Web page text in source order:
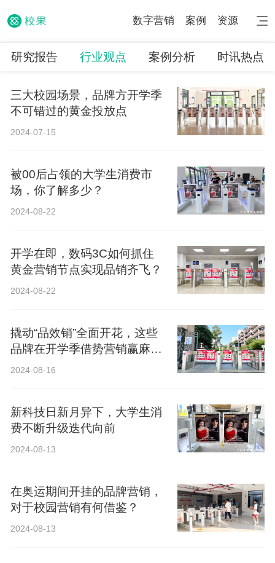
数字营销 案例 资源
研究报告 行业观点 案例分析 时讯热点
三大校园场景，品牌方开学季
不可错过的黄金投放点
2024-07-15
被00后占领的大学生消费市
场，你了解多少？
2024-08-22
开学在即，数码3C如何抓住
黄金营销节点实现品销齐飞？
2024-08-22
撬动“品效销”全面开花，这些
品牌在开学季借势营销赢麻
了！
2024-08-16
新科技日新月异下，大学生消
费不断升级迭代向前
2024-08-13
在奥运期间开挂的品牌营销，
对于校园营销有何借鉴？
2024-08-13